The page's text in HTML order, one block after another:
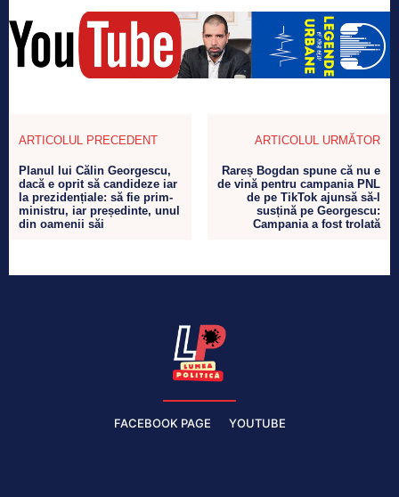
ARTICOLUL PRECEDENT
Planul lui Călin Georgescu,
dacă e oprit să candideze iar
la prezidențiale: să fie prim-
ministru, iar președinte, unul
din oamenii săi
ARTICOLUL URMĂTOR
Rareș Bogdan spune că nu e
de vină pentru campania PNL
de pe TikTok ajunsă să-l
susțină pe Georgescu:
Campania a fost trolată
FACEBOOK PAGE YOUTUBE